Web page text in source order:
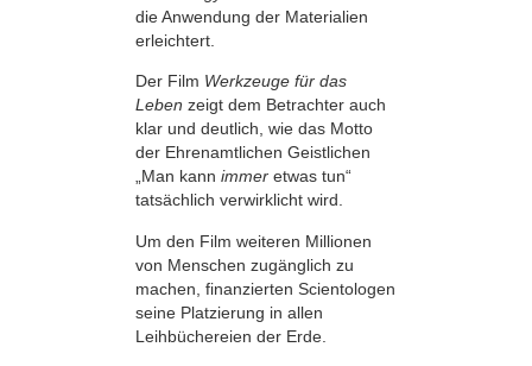
die Anwendung der Materialien
erleichtert.
Der Film Werkzeuge für das
Leben zeigt dem Betrachter auch
klar und deutlich, wie das Motto
der Ehrenamtlichen Geistlichen
„Man kann immer etwas tun“
tatsächlich verwirklicht wird.
Um den Film weiteren Millionen
von Menschen zugänglich zu
machen, finanzierten Scientologen
seine Platzierung in allen
Leihbüchereien der Erde.